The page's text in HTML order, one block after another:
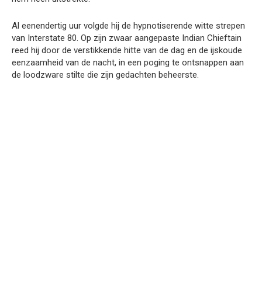
Al eenendertig uur volgde hij de hypnotiserende witte strepen
van Interstate 80. Op zijn zwaar aangepaste Indian Chieftain
reed hij door de verstikkende hitte van de dag en de ijskoude
eenzaamheid van de nacht, in een poging te ontsnappen aan
de loodzware stilte die zijn gedachten beheerste.